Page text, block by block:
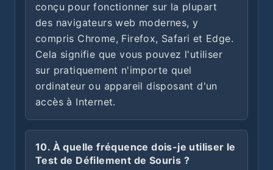
conçu pour fonctionner sur la plupart
des navigateurs web modernes, y
compris Chrome, Firefox, Safari et Edge.
Cela signifie que vous pouvez l'utiliser
sur pratiquement n'importe quel
ordinateur ou appareil disposant d'un
accès à Internet.
10. À quelle fréquence dois-je utiliser le
Test de Défilement de Souris ?